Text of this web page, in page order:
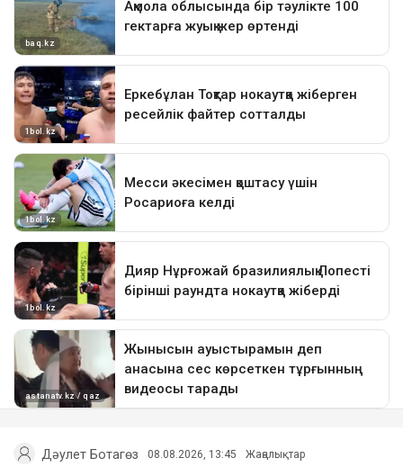
Дәулет Ботагөз 08.08.2026, 13:45 Жаңалықтар